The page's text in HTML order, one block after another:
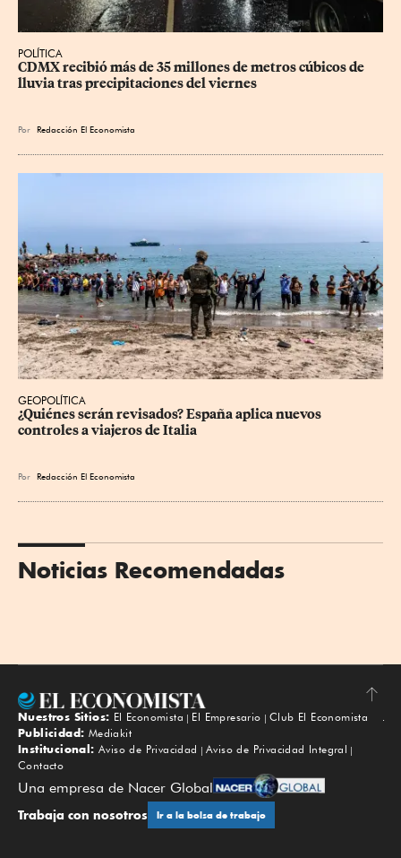
POLÍTICA
CDMX recibió más de 35 millones de metros cúbicos de
lluvia tras precipitaciones del viernes
Por Redacción El Economista
GEOPOLÍTICA
¿Quiénes serán revisados? España aplica nuevos
controles a viajeros de Italia
Por Redacción El Economista
Noticias Recomendadas
Subir
Nuestros Sitios: El Economista El Empresario
Club El Economista
Publicidad: Mediakit
Institucional: Aviso de Privacidad
Aviso de Privacidad Integral
Contacto
Una empresa de Nacer Global
Trabaja con nosotros Ir a la bolsa de trabajo